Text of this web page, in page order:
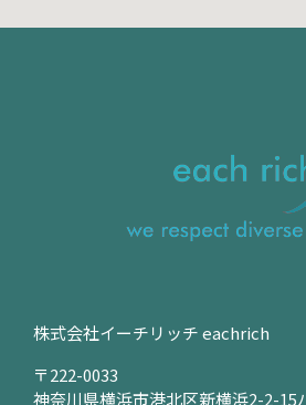
株式会社イーチリッチ eachrich
〒222-0033
神奈川県横浜市港北区新横浜2-2-15